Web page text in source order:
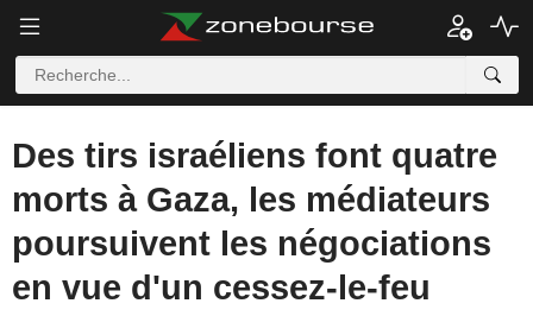
Des tirs israéliens font quatre
morts à Gaza, les médiateurs
poursuivent les négociations
en vue d'un cessez-le-feu